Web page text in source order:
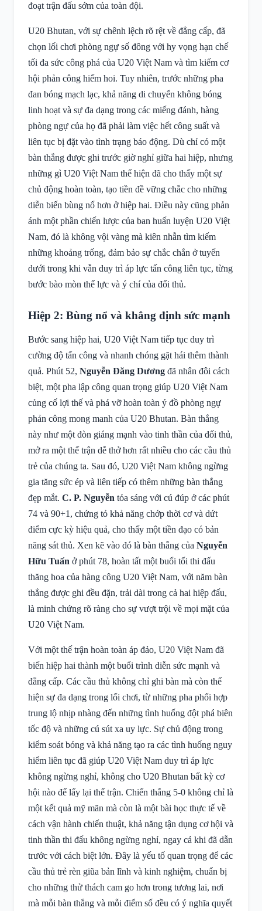
đoạt trận đấu sớm của toàn đội.
U20 Bhutan, với sự chênh lệch rõ rệt về đẳng cấp, đã
chọn lối chơi phòng ngự số đông với hy vọng hạn chế
tối đa sức công phá của U20 Việt Nam và tìm kiếm cơ
hội phản công hiếm hoi. Tuy nhiên, trước những pha
đan bóng mạch lạc, khả năng di chuyển không bóng
linh hoạt và sự đa dạng trong các miếng đánh, hàng
phòng ngự của họ đã phải làm việc hết công suất và
liên tục bị đặt vào tình trạng báo động. Dù chỉ có một
bàn thắng được ghi trước giờ nghỉ giữa hai hiệp, nhưng
những gì U20 Việt Nam thể hiện đã cho thấy một sự
chủ động hoàn toàn, tạo tiền đề vững chắc cho những
diễn biến bùng nổ hơn ở hiệp hai. Điều này cũng phản
ánh một phần chiến lược của ban huấn luyện U20 Việt
Nam, đó là không vội vàng mà kiên nhẫn tìm kiếm
những khoảng trống, đảm bảo sự chắc chắn ở tuyến
dưới trong khi vẫn duy trì áp lực tấn công liên tục, từng
bước bào mòn thể lực và ý chí của đối thủ.
Hiệp 2: Bùng nổ và khẳng định sức mạnh
Bước sang hiệp hai, U20 Việt Nam tiếp tục duy trì
cường độ tấn công và nhanh chóng gặt hái thêm thành
quả. Phút 52, Nguyễn Đăng Dương đã nhân đôi cách
biệt, một pha lập công quan trọng giúp U20 Việt Nam
củng cố lợi thế và phá vỡ hoàn toàn ý đồ phòng ngự
phản công mong manh của U20 Bhutan. Bàn thắng
này như một đòn giáng mạnh vào tinh thần của đối thủ,
mở ra một thế trận dễ thở hơn rất nhiều cho các cầu thủ
trẻ của chúng ta. Sau đó, U20 Việt Nam không ngừng
gia tăng sức ép và liên tiếp có thêm những bàn thắng
đẹp mắt. C. P. Nguyễn tỏa sáng với cú đúp ở các phút
74 và 90+1, chứng tỏ khả năng chớp thời cơ và dứt
điểm cực kỳ hiệu quả, cho thấy một tiền đạo có bản
năng sát thủ. Xen kẽ vào đó là bàn thắng của Nguyễn
Hữu Tuấn ở phút 78, hoàn tất một buổi tối thi đấu
thăng hoa của hàng công U20 Việt Nam, với năm bàn
thắng được ghi đều đặn, trải dài trong cả hai hiệp đấu,
là minh chứng rõ ràng cho sự vượt trội về mọi mặt của
U20 Việt Nam.
Với một thế trận hoàn toàn áp đảo, U20 Việt Nam đã
biến hiệp hai thành một buổi trình diễn sức mạnh và
đẳng cấp. Các cầu thủ không chỉ ghi bàn mà còn thể
hiện sự đa dạng trong lối chơi, từ những pha phối hợp
trung lộ nhịp nhàng đến những tình huống đột phá biên
tốc độ và những cú sút xa uy lực. Sự chủ động trong
kiểm soát bóng và khả năng tạo ra các tình huống nguy
hiểm liên tục đã giúp U20 Việt Nam duy trì áp lực
không ngừng nghỉ, không cho U20 Bhutan bất kỳ cơ
hội nào để lấy lại thế trận. Chiến thắng 5-0 không chỉ là
một kết quả mỹ mãn mà còn là một bài học thực tế về
cách vận hành chiến thuật, khả năng tận dụng cơ hội và
tinh thần thi đấu không ngừng nghỉ, ngay cả khi đã dẫn
trước với cách biệt lớn. Đây là yếu tố quan trọng để các
cầu thủ trẻ rèn giũa bản lĩnh và kinh nghiệm, chuẩn bị
cho những thử thách cam go hơn trong tương lai, nơi
mà mỗi bàn thắng và mỗi điểm số đều có ý nghĩa quyết